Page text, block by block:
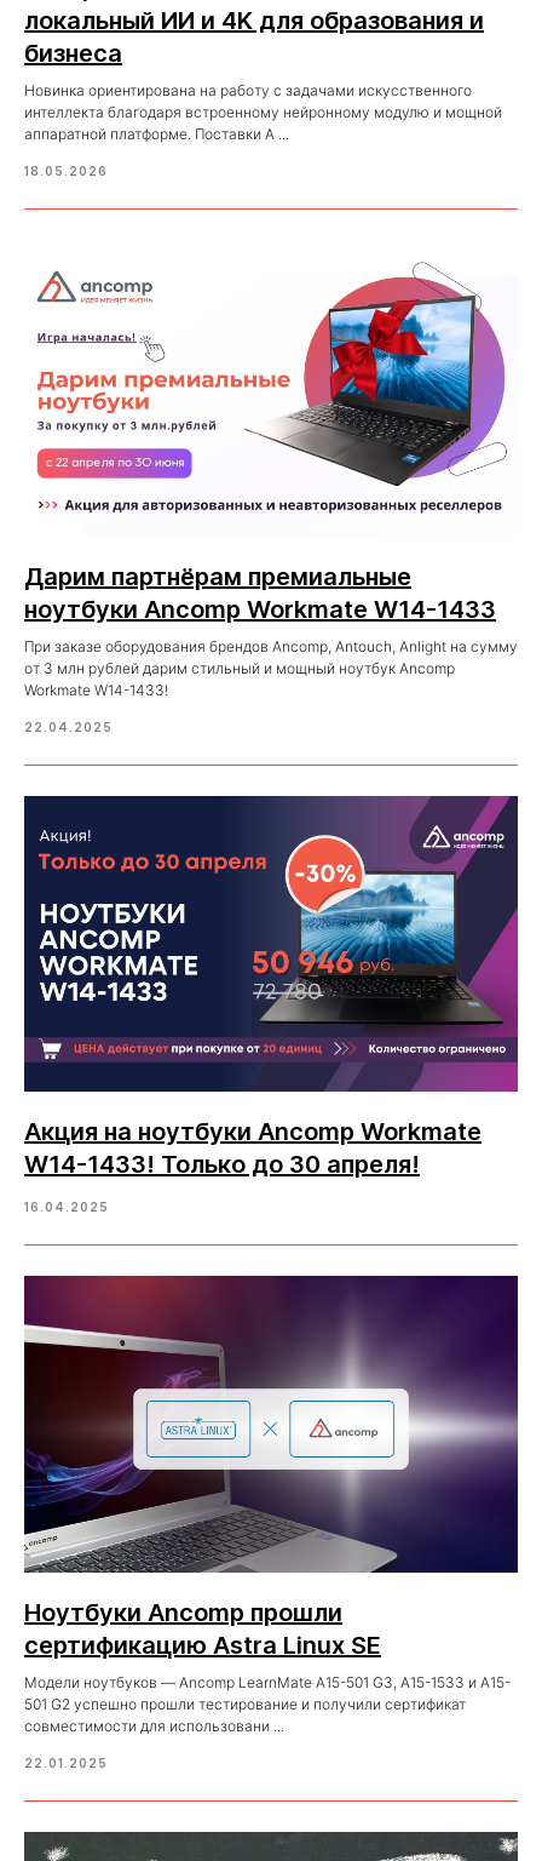
локальный ИИ и 4K для образования и
бизнеса
Новинка ориентирована на работу с задачами искусственного
интеллекта благодаря встроенному нейронному модулю и мощной
аппаратной платформе. Поставки A ...
18.05.2026
Дарим партнёрам премиальные
ноутбуки Ancomp Workmate W14-1433
При заказе оборудования брендов Ancomp, Antouch, Anlight на сумму
от 3 млн рублей дарим стильный и мощный ноутбук Ancomp
Workmate W14-1433!
22.04.2025
Акция на ноутбуки Ancomp Workmate
W14-1433! Только до 30 апреля!
16.04.2025
Ноутбуки Ancomp прошли
сертификацию Astra Linux SE
Модели ноутбуков — Ancomp LearnMate A15-501 G3, A15-1533 и A15-
501 G2 успешно прошли тестирование и получили сертификат
совместимости для использовани ...
22.01.2025